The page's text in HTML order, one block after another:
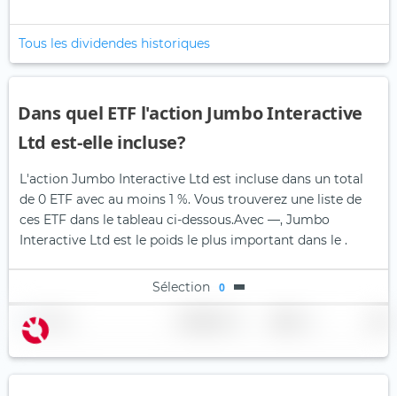
Tous les dividendes historiques
Dans quel ETF l'action Jumbo Interactive
Ltd est-elle incluse?
L'action Jumbo Interactive Ltd est incluse dans un total
de 0 ETF avec au moins 1 %. Vous trouverez une liste de
ces ETF dans le tableau ci-dessous.Avec —, Jumbo
Interactive Ltd est le poids le plus important dans le .
Sélection 0
Nom